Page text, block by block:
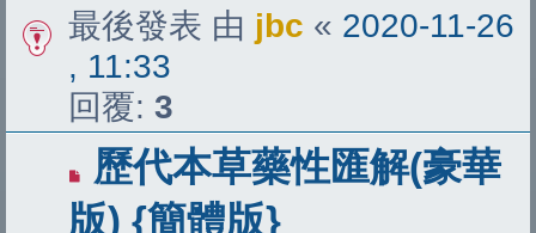
最後發表 由 jbc « 2020-11-26
, 11:33
回覆: 3
歷代本草藥性匯解(豪華
版) {簡體版}